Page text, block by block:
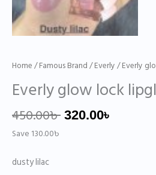
Home/Famous Brand/Everly/ Everly
Everly glow lock
450.00৳ 320.00৳
Save 130.00৳
dusty lilac